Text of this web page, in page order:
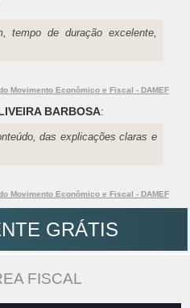
tempo de duração excelente,
Movimento Econômico e Fiscal - DAMEF
BARBOSA:
das explicações claras e
Movimento Econômico e Fiscal - DAMEF
GRÁTIS
FISCAL